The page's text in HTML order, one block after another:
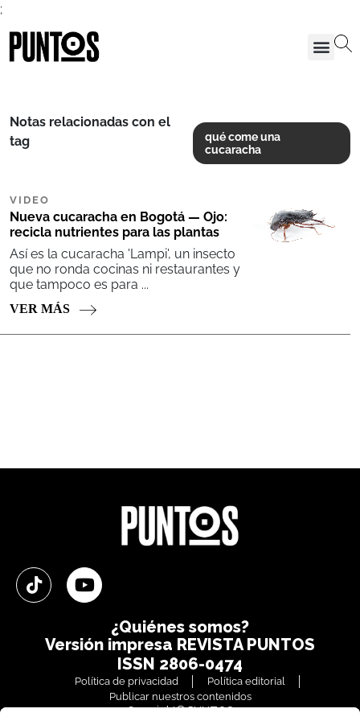
;
Notas relacionadas con el
tag
qué come una
cucaracha
VIDEO
Nueva cucaracha en Bogotá — Ojo:
recicla nutrientes para las plantas
Así es la cucaracha 'Lampi', un insecto
que no ronda cocinas ni restaurantes y
que tampoco es para ...
VER MÁS
¿Quiénes somos?
Versión impresa REVISTA PUNTOS
ISSN 2806-0474
Política de privacidad
Política editorial
Publicar nuestros contenidos
Copyright© PUNTOS